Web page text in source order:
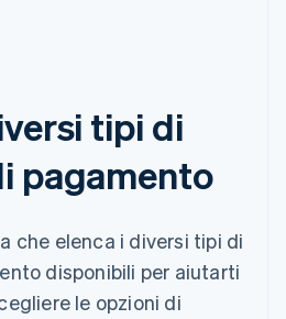
tipi di
pagamento
che elenca i diversi tipi di
disponibili per aiutarti
le opzioni di